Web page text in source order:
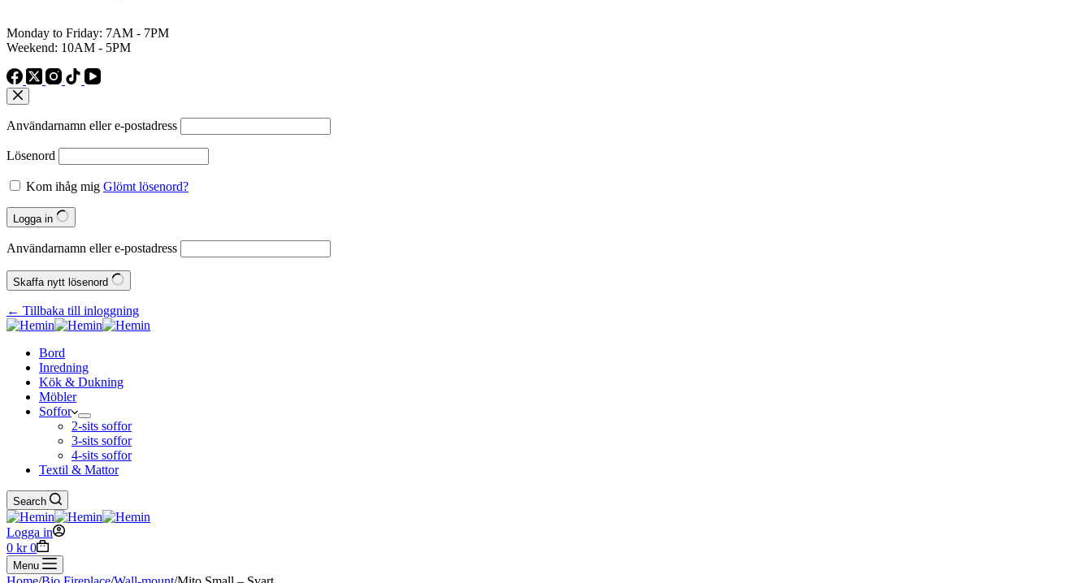
Monday to Friday: 7AM - 7PM
Weekend: 10AM - 5PM
Användarnamn eller e‑postadress
Lösenord
Kom ihåg mig Glömt lösenord?
Logga in
Användarnamn eller e‑postadress
Skaffa nytt lösenord
← Tillbaka till inloggning
Bord
Inredning
Kök & Dukning
Möbler
Soffor
2-sits soffor
3-sits soffor
4-sits soffor
Textil & Mattor
Search
Logga in
Shopping
cart
0 kr 0
Menu